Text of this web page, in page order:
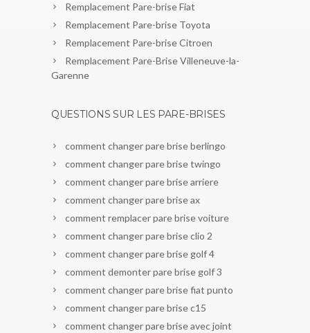
Remplacement Pare-brise Fiat
Remplacement Pare-brise Toyota
Remplacement Pare-brise Citroen
Remplacement Pare-Brise Villeneuve-la-
Garenne
QUESTIONS SUR LES PARE-BRISES
comment changer pare brise berlingo
comment changer pare brise twingo
comment changer pare brise arriere
comment changer pare brise ax
comment remplacer pare brise voiture
comment changer pare brise clio 2
comment changer pare brise golf 4
comment demonter pare brise golf 3
comment changer pare brise fiat punto
comment changer pare brise c15
comment changer pare brise avec joint